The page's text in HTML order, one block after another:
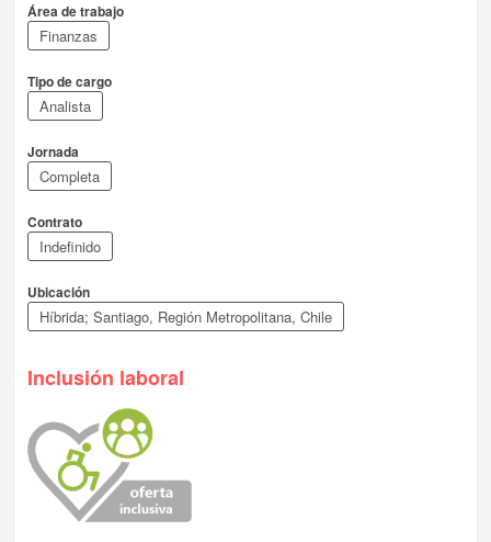
Área de trabajo
Finanzas
Tipo de cargo
Analista
Jornada
Completa
Contrato
Indefinido
Ubicación
Híbrida; Santiago, Región Metropolitana, Chile
Inclusión laboral